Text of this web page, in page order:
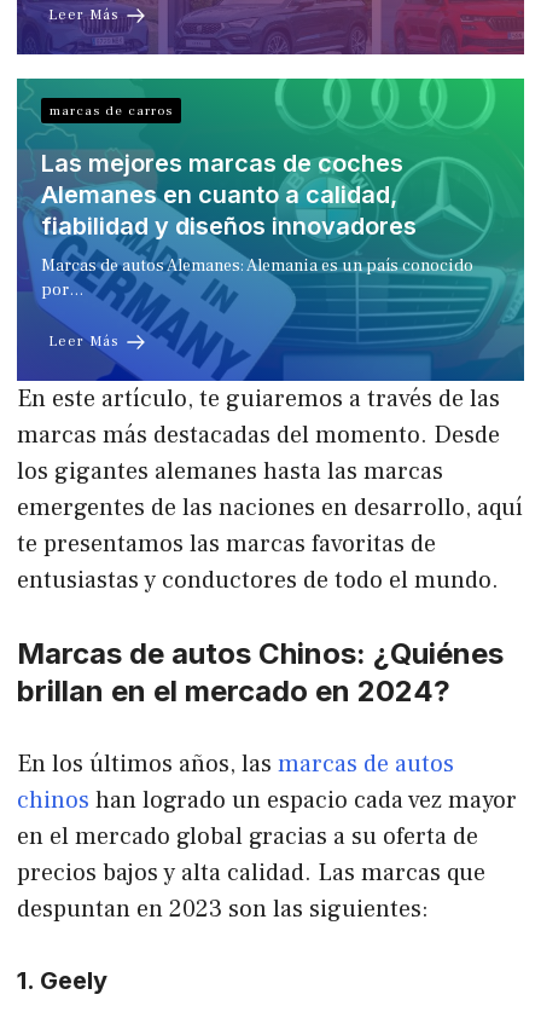
Leer Más
marcas de carros
Las mejores marcas de coches
Alemanes en cuanto a calidad,
fiabilidad y diseños innovadores
Marcas de autos Alemanes: Alemania es un país conocido
por…
Leer Más
En este artículo, te guiaremos a través de las
marcas más destacadas del momento. Desde
los gigantes alemanes hasta las marcas
emergentes de las naciones en desarrollo, aquí
te presentamos las marcas favoritas de
entusiastas y conductores de todo el mundo.
Marcas de autos Chinos: ¿Quiénes
brillan en el mercado en 2024?
En los últimos años, las marcas de autos
chinos han logrado un espacio cada vez mayor
en el mercado global gracias a su oferta de
precios bajos y alta calidad. Las marcas que
despuntan en 2023 son las siguientes:
1. Geely